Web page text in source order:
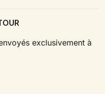
exclusivement à